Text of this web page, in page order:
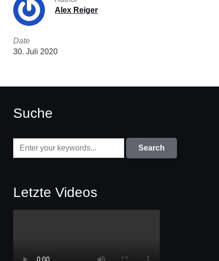
Alex Reiger
Date
30. Juli 2020
Suche
Letzte Videos